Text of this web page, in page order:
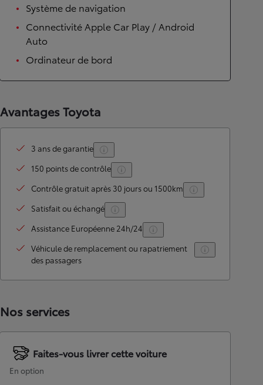
Système de navigation
Connectivité Apple Car Play / Android
Auto
Ordinateur de bord
Avantages Toyota
3 ans de garantie
150 points de contrôle
Contrôle gratuit après 30 jours ou 1500km
Satisfait ou échangé
Assistance Européenne 24h/24
Véhicule de remplacement ou rapatriement
des passagers
Nos services
Faites-vous livrer cette voiture
En option